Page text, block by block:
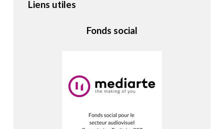
Liens utiles
Fonds social